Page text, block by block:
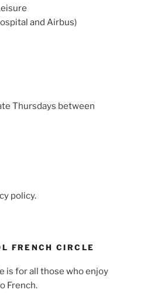
and Airbus)
Thursdays between
policy.
FRENCH CIRCLE
is for all those who enjoy
French.